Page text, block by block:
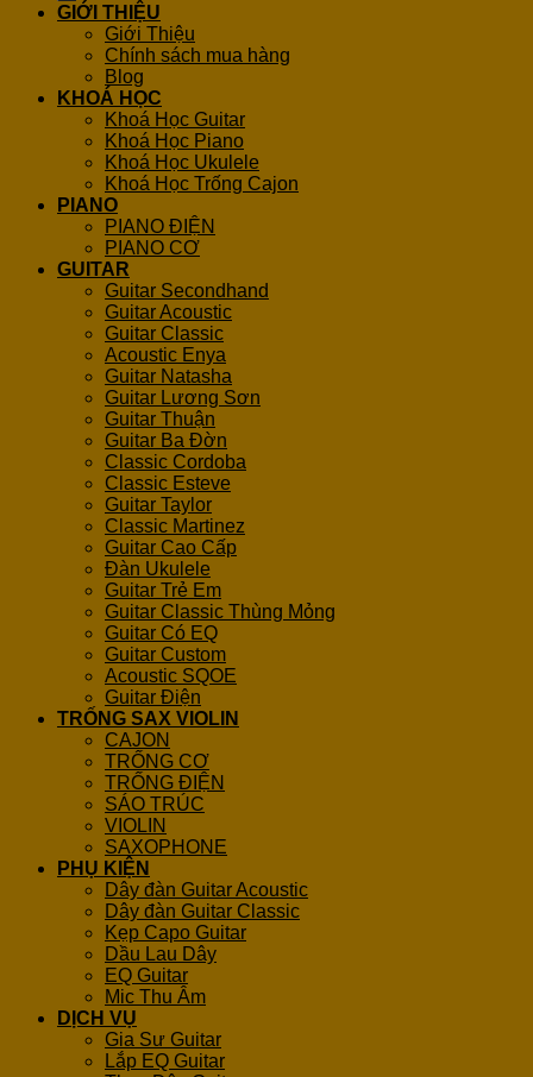
GIỚI THIỆU
Giới Thiệu
Chính sách mua hàng
Blog
KHOÁ HỌC
Khoá Học Guitar
Khoá Học Piano
Khoá Học Ukulele
Khoá Học Trống Cajon
PIANO
PIANO ĐIỆN
PIANO CƠ
GUITAR
Guitar Secondhand
Guitar Acoustic
Guitar Classic
Acoustic Enya
Guitar Natasha
Guitar Lương Sơn
Guitar Thuận
Guitar Ba Đờn
Classic Cordoba
Classic Esteve
Guitar Taylor
Classic Martinez
Guitar Cao Cấp
Đàn Ukulele
Guitar Trẻ Em
Guitar Classic Thùng Mỏng
Guitar Có EQ
Guitar Custom
Acoustic SQOE
Guitar Điện
TRỐNG SAX VIOLIN
CAJON
TRỐNG CƠ
TRỐNG ĐIỆN
SÁO TRÚC
VIOLIN
SAXOPHONE
PHỤ KIỆN
Dây đàn Guitar Acoustic
Dây đàn Guitar Classic
Kẹp Capo Guitar
Dầu Lau Dây
EQ Guitar
Mic Thu Âm
DỊCH VỤ
Gia Sư Guitar
Lắp EQ Guitar